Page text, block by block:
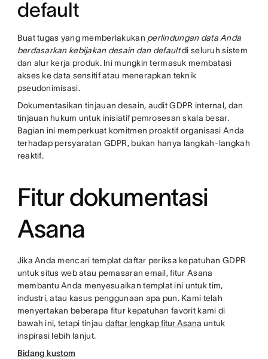
default
Buat tugas yang memberlakukan perlindungan data Anda
berdasarkan kebijakan desain dan defaultdi seluruh sistem
dan alur kerja produk. Ini mungkin termasuk membatasi
akses ke data sensitif atau menerapkan teknik
pseudonimisasi.
Dokumentasikan tinjauan desain, audit GDPR internal, dan
tinjauan hukum untuk inisiatif pemrosesan skala besar.
Bagian ini memperkuat komitmen proaktif organisasi Anda
terhadap persyaratan GDPR, bukan hanya langkah-langkah
reaktif.
Fitur dokumentasi
Asana
Jika Anda mencari templat daftar periksa kepatuhan GDPR
untuk situs web atau pemasaran email, fitur Asana
membantu Anda menyesuaikan templat ini untuk tim,
industri, atau kasus penggunaan apa pun. Kami telah
menyertakan beberapa fitur kepatuhan favorit kami di
bawah ini, tetapi tinjau daftar lengkap fitur Asana untuk
inspirasi lebih lanjut.
Bidang kustom